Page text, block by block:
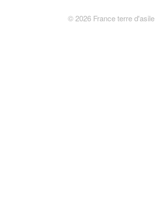
© 2026France terre d'asile